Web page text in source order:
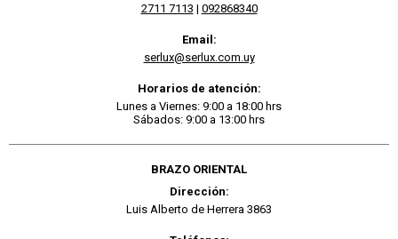
2711 7113 | 092868340
Email:
serlux@serlux.com.uy
Horarios de atención:
Lunes a Viernes: 9:00 a 18:00 hrs
Sábados: 9:00 a 13:00 hrs
BRAZO ORIENTAL
Dirección:
Luis Alberto de Herrera 3863